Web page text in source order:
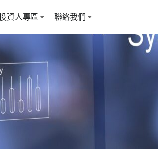
資人專區 聯絡我們